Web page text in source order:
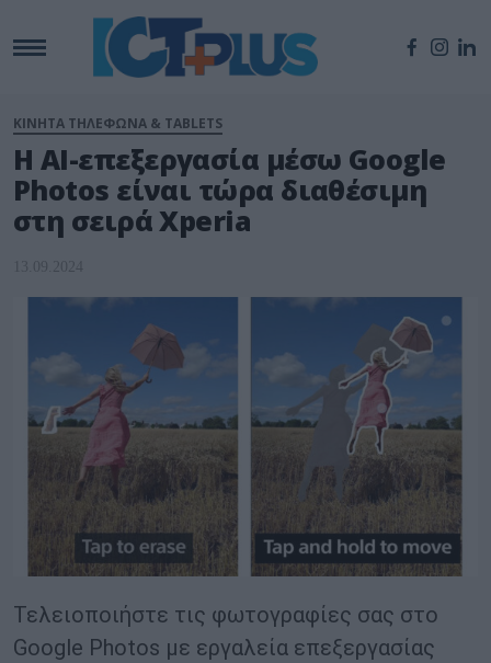
ΚΙΝΗΤΑ ΤΗΛΕΦΩΝΑ & TABLETS
Η ΑΙ-επεξεργασία μέσω Google
Photos είναι τώρα διαθέσιμη
στη σειρά Xperia
13.09.2024
Τελειοποιήστε τις φωτογραφίες σας στο
Google Photos με εργαλεία επεξεργασίας